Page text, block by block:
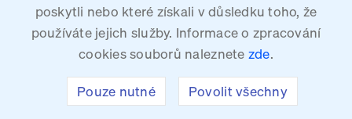
poskytli nebo které získali v důsledku toho, že
používáte jejich služby. Informace o zpracování
cookies souborů naleznete zde.
Pouze nutné Povolit všechny